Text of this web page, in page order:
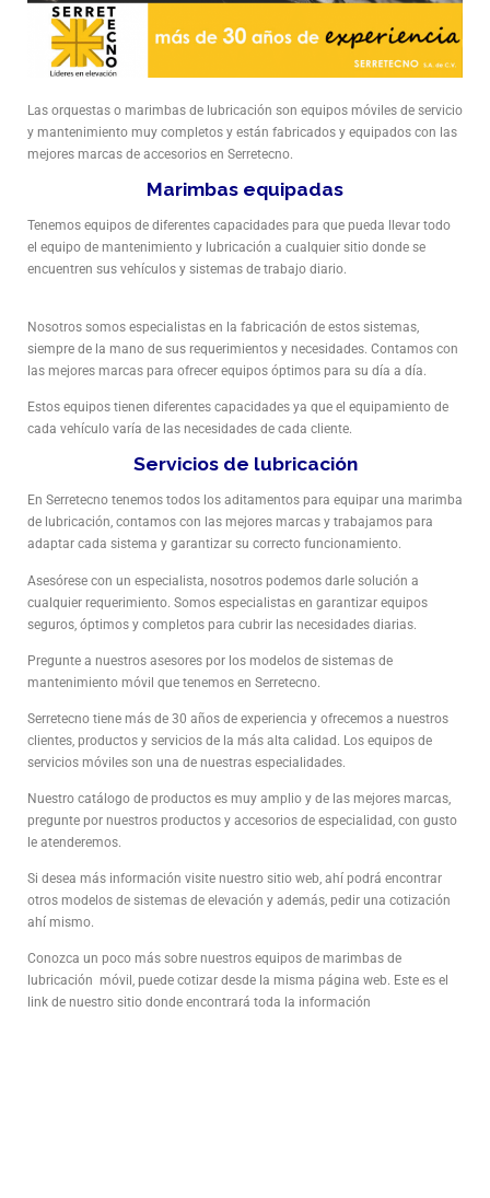
Las orquestas o marimbas de lubricación son equipos móviles de servicio
y mantenimiento muy completos y están fabricados y equipados con las
mejores marcas de accesorios en Serretecno.
Marimbas equipadas
Tenemos equipos de diferentes capacidades para que pueda llevar todo
el equipo de mantenimiento y lubricación a cualquier sitio donde se
encuentren sus vehículos y sistemas de trabajo diario.
Nosotros somos especialistas en la fabricación de estos sistemas,
siempre de la mano de sus requerimientos y necesidades. Contamos con
las mejores marcas para ofrecer equipos óptimos para su día a día.
Estos equipos tienen diferentes capacidades ya que el equipamiento de
cada vehículo varía de las necesidades de cada cliente.
Servicios de lubricación
En Serretecno tenemos todos los aditamentos para equipar una marimba
de lubricación, contamos con las mejores marcas y trabajamos para
adaptar cada sistema y garantizar su correcto funcionamiento.
Asesórese con un especialista, nosotros podemos darle solución a
cualquier requerimiento. Somos especialistas en garantizar equipos
seguros, óptimos y completos para cubrir las necesidades diarias.
Pregunte a nuestros asesores por los modelos de sistemas de
mantenimiento móvil que tenemos en Serretecno.
Serretecno tiene más de 30 años de experiencia y ofrecemos a nuestros
clientes, productos y servicios de la más alta calidad. Los equipos de
servicios móviles son una de nuestras especialidades.
Nuestro catálogo de productos es muy amplio y de las mejores marcas,
pregunte por nuestros productos y accesorios de especialidad, con gusto
le atenderemos.
Si desea más información visite nuestro sitio web, ahí podrá encontrar
otros modelos de sistemas de elevación y además, pedir una cotización
ahí mismo.
Conozca un poco más sobre nuestros equipos de marimbas de
lubricación móvil, puede cotizar desde la misma página web. Este es el
link de nuestro sitio donde encontrará toda la información